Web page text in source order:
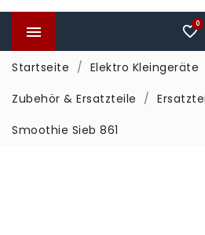
 0
Startseite Elektro Kleingeräte
Zubehör & Ersatzteile
Smoothie Sieb 861